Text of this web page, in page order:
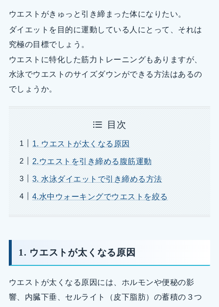
ウエストがきゅっと引き締まった体になりたい。
ダイエットを目的に運動している人にとって、それは
究極の目標でしょう。
ウエストに特化した筋力トレーニングもありますが、
水泳でウエストのサイズダウンができる方法はあるの
でしょうか。
目次
1. ウエストが太くなる原因
2.ウエストを引き締める腹筋運動
3. 水泳ダイエットで引き締める方法
4.水中ウォーキングでウエストを絞る
1. ウエストが太くなる原因
ウエストが太くなる原因には、ホルモンや便秘の影
響、内臓下垂、セルライト（皮下脂肪）の蓄積の３つ